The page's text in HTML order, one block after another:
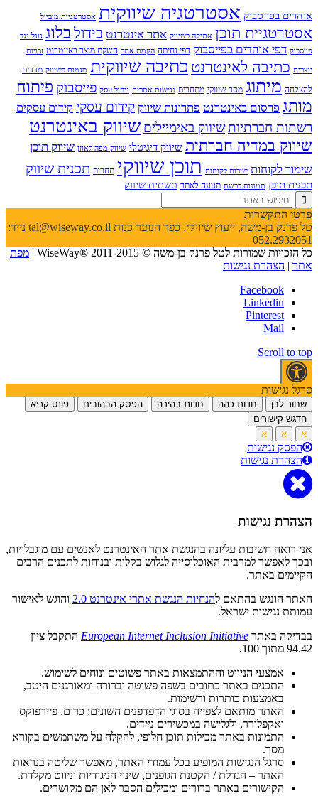
אוהדים בפייסבוק אסטרטגיה שיווקית אסטרטגיית מובייל
אסטרטגיית תוכן אתיקה בשיווק אתר אינטרנט בידול בלוג גוגל נגד
פייסבוק דפי אוהדים בפייסבוק דפי נחיתה הקמת אתר השקת מוצר באינטרנט זכויות
יוצרים כתיבה לאינטרנט כתיבה שיווקית מגמות בשיווק מדדים
להצלחה מיתוג מסר שיווקי מתחרים נגישות אתרים ניהול עסק פייסבוק פיתוח
מותג פרסום באינטרנט פתרונות שיווק קידום עסקי קידום עסקים
רשתות חברתיותשיווק באימיילים שיווק באינטרנט
שיווק במדיה חברתית שיווק דיגיטלי שיווק מפה לאוזן שיווק תוכן
שימור לקוחות שירות לקוחות תוכן שיווקי תחרות תכנית שיווק
תכנית תוכן תמונות ברשת תנועה לאתר תשתית שיווק
פרטי התקשרות
טל פרנק בן-משה, ייעוץ שיווקי, כפר הנוער כנות tal@wiseway.co.il נייד:
052.2932051
כל הזכויות שמורות לטל פרנק בן-משה © WiseWay® 2011-2015 |
מפת
אתר | הצהרת נגישות
Facebook
Linkedin
Pinterest
Mail
Scroll to top
סרגל נגישות
שחור לבן חדות כהה חדות בהירה הפסק הבהובים
פונט קריא
הדגש קישורים
א
א א
הפסק נגישות
הצהרת נגישות
הצהרת נגישות
אני רואה חשיבות עליונה בהנגשת אתר האינטרנט לאנשים עם מוגבלויות,
ובכך לאפשר למרבית האוכלוסייה לגלוש בקלות ובנוחות לתכנים הרבים
הקיימים באתר.
האתר הונגש בהתאם להנחיות הנגשת אתרי אינטרנט 2.0
והוגש לאישור
עמותת נגישות ישראל.
בבדיקה באתר European Internet Inclusion Initiative התקבל ציון
94.42 מתוך 100
.
אמצעי הניווט וההתמצאות באתר פשוטים ונוחים לשימוש.
התכנים באתר כתובים בשפה פשוטה וברורה ומאורגנים היטב,
באמצעות כותרות ורשימות.
האתר מותאם לצפייה בסוגי הדפדפנים השונים: כרום, פיירפוקס
ואקפלורר, ולגלישה במכשירים ניידים.
התמונות באתר מכילות תוכן חלופי, להקלה על משתמשים בקורא
מסך.
סרגל הנגישות המופיע בכל עמודי האתר, מאפשר שליטה בנראות
האתר – הגדלת / הקטנת הגופנים, שינוי הניגודיות וניווט מקלדת.
הקישורים באתר ברורים ומכילים הסבר לאן הם מקושרים.